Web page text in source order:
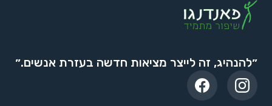
״להנהיג, זה לייצר מציאות חדשה בעזרת אנשים.״